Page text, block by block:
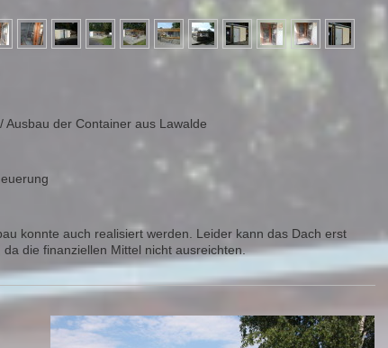
Ausbau der Container aus Lawalde
konnte auch realisiert werden. Leider kann das Dach erst
die finanziellen Mittel nicht ausreichten.